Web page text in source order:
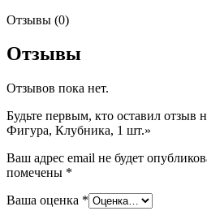
Отзывы (0)
Отзывы
Отзывов пока нет.
Будьте первым, кто оставил отзыв
Фигура, Клубника, 1 шт.»
Ваш адрес email не будет
помечены *
Ваша оценка *